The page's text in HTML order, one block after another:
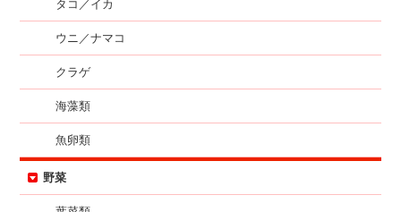
タコ／イカ
ウニ／ナマコ
クラゲ
海藻類
魚卵類
野菜